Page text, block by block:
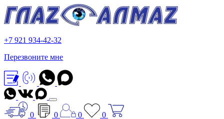
+7 921 934-42-32
Перезвоните мне
0 0 0
0